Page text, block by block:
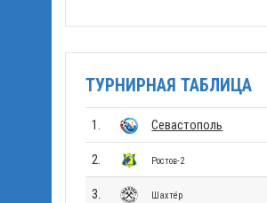
ТУРНИРНАЯ ТАБЛИЦА
1. Севастополь
2. Ростов-2
3. Шахтёр